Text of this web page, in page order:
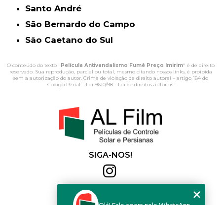
Santo André
São Bernardo do Campo
São Caetano do Sul
O conteúdo do texto "Película Antivandalismo Fumê Preço Imirim" é de direito
reservado. Sua reprodução, parcial ou total, mesmo citando nossos links, é proibida
sem a autorização do autor. Crime de violação de direito autoral – artigo 184 do
Código Penal – Lei 9610/98 - Lei de direitos autorais.
SIGA-NOS!
(11) 2564-4684